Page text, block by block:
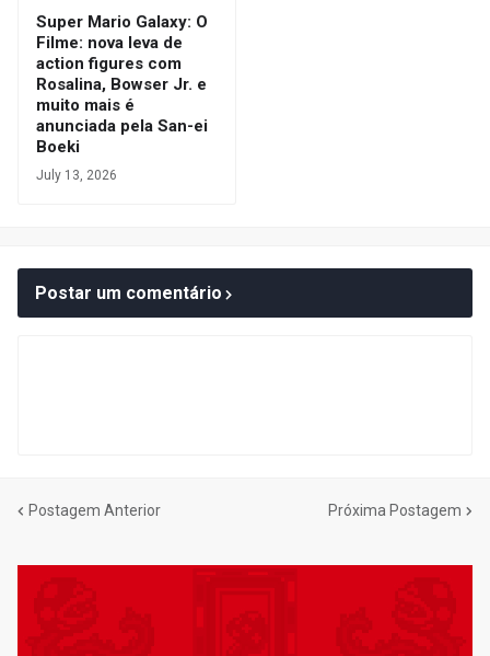
Super Mario Galaxy: O
Filme: nova leva de
action figures com
Rosalina, Bowser Jr. e
muito mais é
anunciada pela San-ei
Boeki
July 13, 2026
Postar um comentário
Postagem Anterior Próxima Postagem